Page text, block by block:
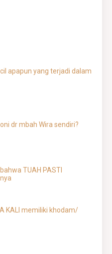
apapun yang terjadi dalam
dr mbah Wira sendiri?
TUAH PASTI
KALI memiliki khodam/